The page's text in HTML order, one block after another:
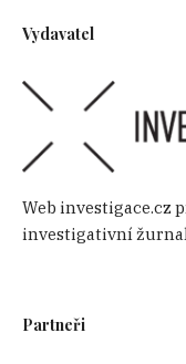
Vydavatel
Web investigace.cz
investigativní
Partneři